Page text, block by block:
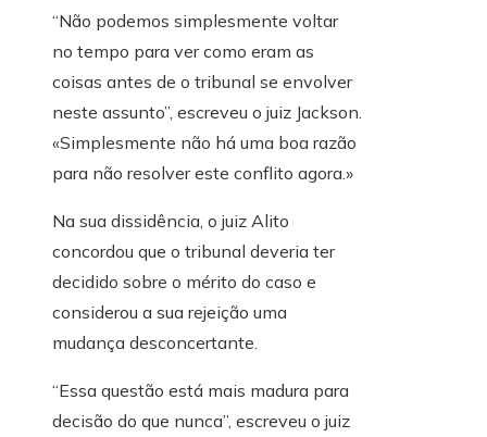
“Não podemos simplesmente voltar
no tempo para ver como eram as
coisas antes de o tribunal se envolver
neste assunto”, escreveu o juiz Jackson.
«Simplesmente não há uma boa razão
para não resolver este conflito agora.»
Na sua dissidência, o juiz Alito
concordou que o tribunal deveria ter
decidido sobre o mérito do caso e
considerou a sua rejeição uma
mudança desconcertante.
“Essa questão está mais madura para
decisão do que nunca”, escreveu o juiz